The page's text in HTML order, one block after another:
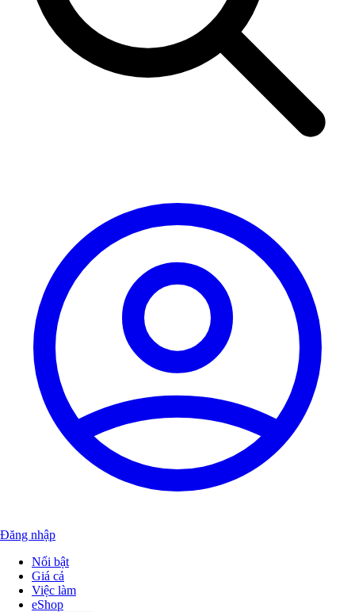
Đăng nhập
Nổi bật
Giá cả
Việc làm
eShop